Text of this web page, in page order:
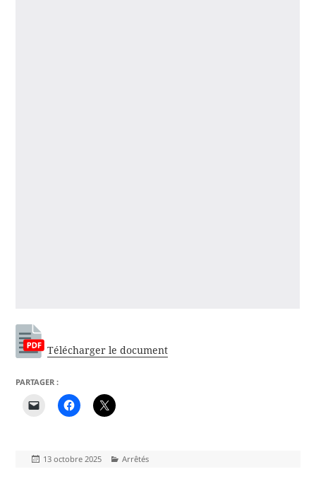
Télécharger le document
PARTAGER :
Publié
13 octobre 2025 Catégories
Arrêtés